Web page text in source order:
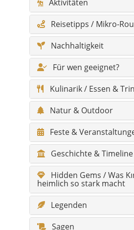
Für wen geeignet?
Kulinarik / Essen &
Natur & Outdoor
Feste &
Geschichte & Timeline
Hidden Gems / Was
heimlich so stark macht
Legenden
Sagen
Klima & beste
Wandertouren &